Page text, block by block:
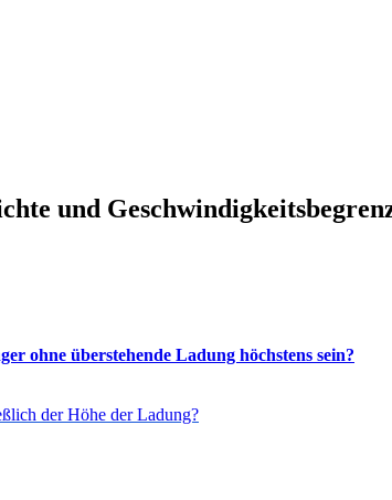
und
ohne überstehende Ladung höchstens sein?
der Höhe der Ladung?